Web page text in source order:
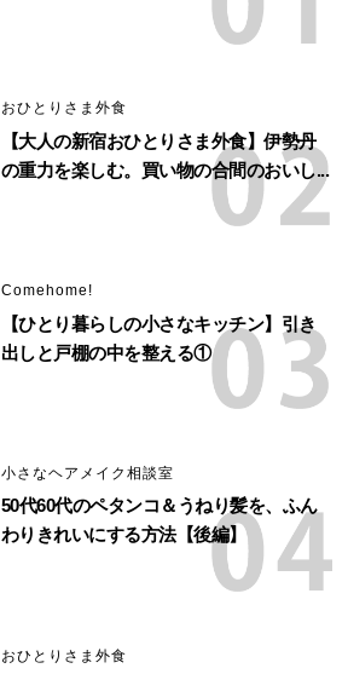
おひとりさま外食
【大人の新宿おひとりさま外食】伊勢丹
の重力を楽しむ。買い物の合間のおいし...
Comehome!
【ひとり暮らしの小さなキッチン】引き
出しと戸棚の中を整える①
小さなヘアメイク相談室
50代60代のペタンコ＆うねり髪を、ふん
わりきれいにする方法【後編】
おひとりさま外食